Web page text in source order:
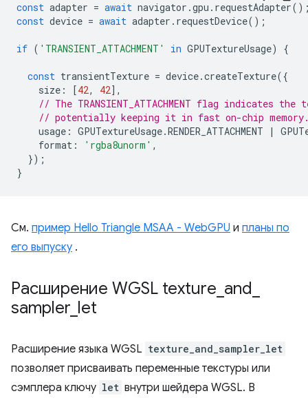
const adapter = await navigator .gpu . requestAdapter
const device = await adapter . requestDevice();
if ( 'TRANSIENT_ATTACHMENT' in GPUTextureUsage) {
const transientTexture = device.createTexture({
size : [42, 42],
// The TRANSIENT_ATTACHMENT flag indicates
// potentially keeping it in fast on-chip
usage : GPUTextureUsage.RENDER_ATTACHMENT |
format : 'rgba8unorm' ,
});
}
См. пример Hello Triangle MSAA - WebGPU и планы по
его выпуску .
Расширение WGSL texture and
sampler let
Расширение языка WGSL texture_and_sampler_let
позволяет присваивать переменные текстуры или
сэмплера ключу let внутри шейдера WGSL. В